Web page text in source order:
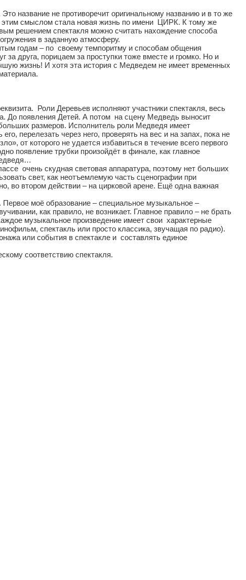
название не противоречит оригинальному названию и в то же
смыслом стала новая жизнь по имени ЦИРК. К тому же
решением спектакля можно считать нахождение способа
в заданную атмосферу.
годам – по своему темпоритму и способам общения
друга, порицаем за проступки тоже вместе и громко. Но и
жизнь! И хотя эта история с Медведем не имеет временных
Роли Деревьев исполняют участники спектакля, весь
До появления Детей. А потом на сцену Медведь выносит
размеров. Исполнитель роли Медведя имеет
перелезать через него, проверять на вес и на запах, пока не
от которого не удается избавиться в течение всего первого
появление трубки произойдёт в финале, как главное
очень скудная световая аппаратура, поэтому нет больших
свет, как неотъемлемую часть сценографии при
во втором действии – на цирковой арене. Ещё одна важная
Первое моё образование – специальное музыкальное –
как правило, не возникает. Главное правило – не брать
музыкальное произведение имеет свои характерные
спектакль или просто классика, звучащая по радио).
или события в спектакле и составлять единое
соответствию спектакля.